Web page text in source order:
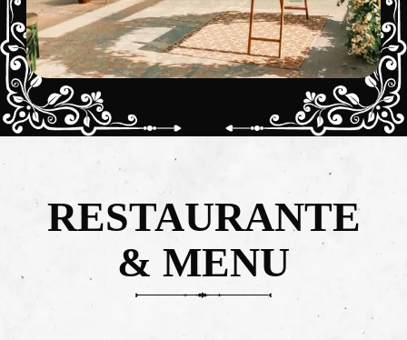
RESTAURANTE
& MENU